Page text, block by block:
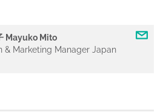
Mayuko Mito
& Marketing Manager Japan